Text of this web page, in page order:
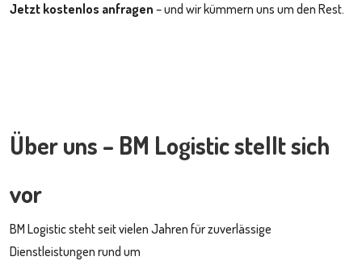
Jetzt kostenlos anfragen – und wir kümmern uns um den Rest.
Über uns – BM Logistic stellt sich
vor
BM Logistic steht seit vielen Jahren für zuverlässige
Dienstleistungen rund um